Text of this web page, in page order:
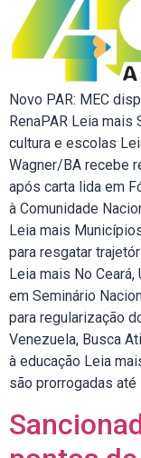
Novo PAR: MEC
RenaPAR Leia mais
cultura e escolas
Wagner/BA recebe
após carta lida em
à Comunidade
Leia mais
para resgatar
Leia mais No
em Seminário
para regularização
Venezuela, Busca
à educação Leia
são prorrogadas